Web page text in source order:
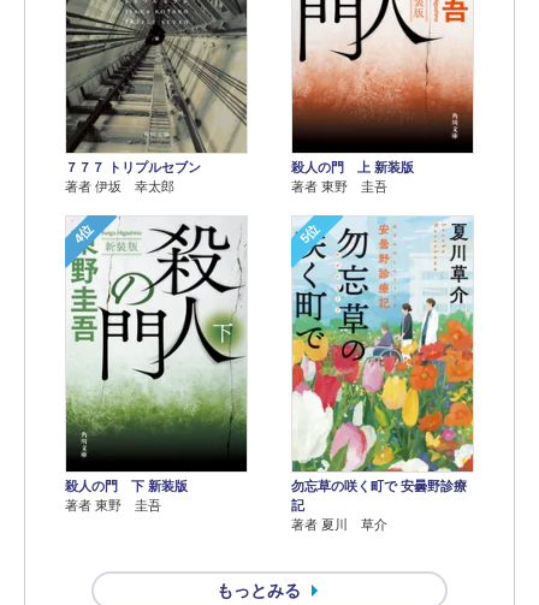
７７７ トリプルセブン
著者 伊坂 幸太郎
殺人の門 上 新装版
著者 東野 圭吾
4位
殺人の門 下 新装版
著者 東野 圭吾
5位
勿忘草の咲く町で 安曇野診療
記
著者 夏川 草介
もっとみる